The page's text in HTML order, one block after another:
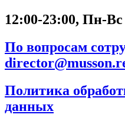
12:00-23:00, Пн-Вс
По вопросам
Политика
данных